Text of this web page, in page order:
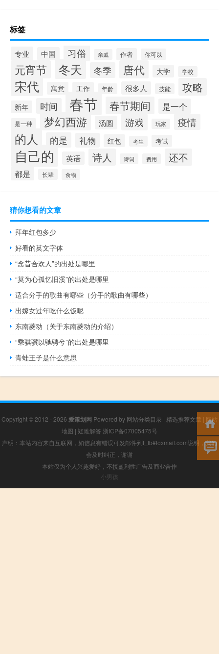
标签
专业 中国 习俗 亲戚 作者 你可以
元宵节 冬天 冬季 唐代 大学 学校
宋代 寓意 工作 年龄 很多人 技能 攻略
新年 时间 春节 春节期间 是一个
是一种 梦幻西游 汤圆 游戏 玩家 疫情
的人 的是 礼物 红包 考生 考试
自己的 英语 诗人 诗词 费用 还不
都是 长辈 食物
猜你想看的文章
拜年红包多少
好看的英文字体
“念昔合欢人”的出处是哪里
“莫为心孤忆旧溪”的出处是哪里
适合分手的歌曲有哪些（分手的歌曲有哪些）
出嫁女过年吃什么饭呢
东南菱动（关于东南菱动的介绍）
“乘骐骥以驰骋兮”的出处是哪里
青蛙王子是什么意思
Copyright © 2012 - 2026 爱策划网 Powered by 网站分类目录 | 精选推荐文章 | 网站
地图 | 疑难解答 浙ICP备07005475号
声明：本站内容来自互联网，如信息有错误可发邮件到f_fb#foxmail.com说明，我们
会及时纠正，谢谢
本站仅为个人兴趣爱好，不接盈利性广告及商业合作
小男孩